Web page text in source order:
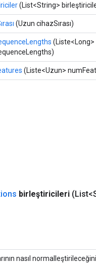
(List<String>
(Uzun cihazSırası)
(Liste<Long>
(Liste<Uzun>
birleştiricileri
nasıl